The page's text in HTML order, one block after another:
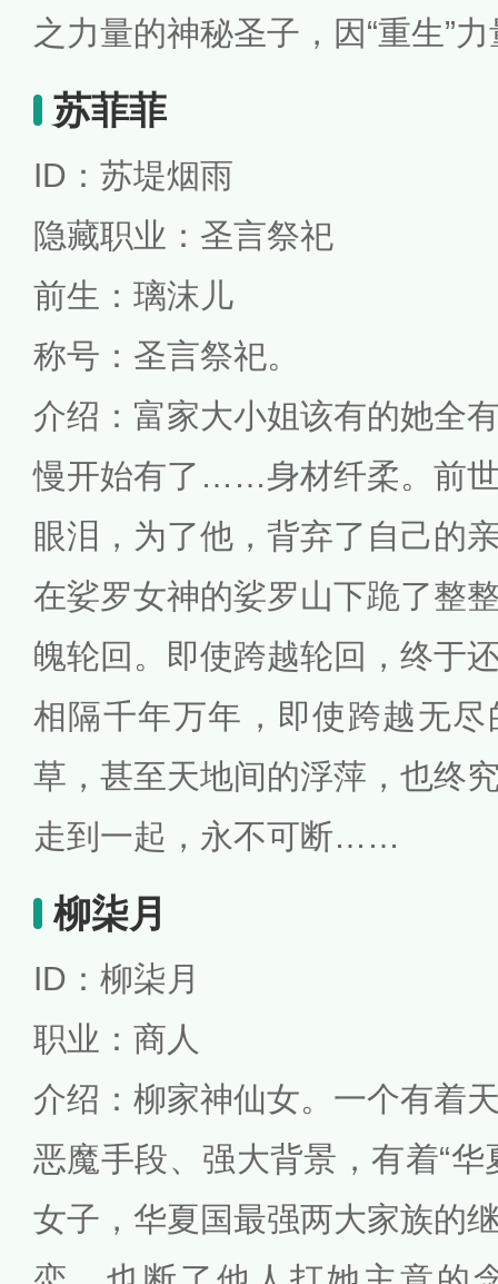
之力量的神秘圣子，因“重生”
苏菲菲
ID：苏堤烟雨
隐藏职业：圣言祭祀
前生：璃沫儿
称号：圣言祭祀。
介绍：富家大小姐该有的她全
慢开始有了……身材纤柔。前
眼泪，为了他，背弃了自己的
在娑罗女神的娑罗山下跪了整
魄轮回。即使跨越轮回，终于
相隔千年万年，即使跨越无
草，甚至天地间的浮萍，也终
走到一起，永不可断……
柳柒月
ID：柳柒月
职业：商人
介绍：柳家神仙女。一个有着
恶魔手段、强大背景，有着“华
女子，华夏国最强两大家族的